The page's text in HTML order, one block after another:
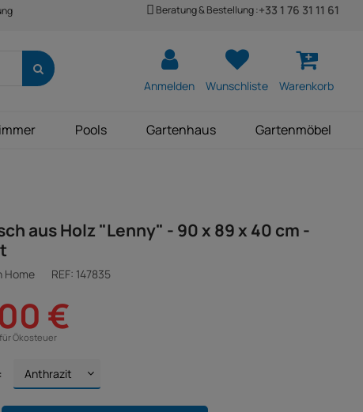
Beratung & Bestellung :+33 1 76 31 11 61
Anmelden Wunschliste Warenkorb
Pools Gartenhaus Gartenmöbel
aus Holz "Lenny" - 90 x 89 x 40 cm -
Home REF: 147835
€
Ökosteuer